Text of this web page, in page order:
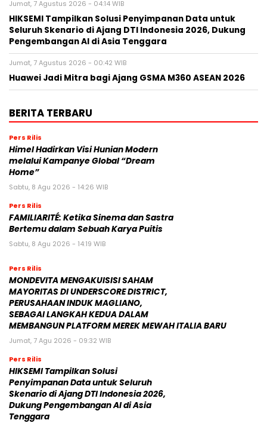
Jumat, 7 Agustus 2026 - 04:14 WIB
HIKSEMI Tampilkan Solusi Penyimpanan Data untuk
Seluruh Skenario di Ajang DTI Indonesia 2026, Dukung
Pengembangan AI di Asia Tenggara
Jumat, 7 Agustus 2026 - 00:42 WIB
Huawei Jadi Mitra bagi Ajang GSMA M360 ASEAN 2026
BERITA TERBARU
Pers Rilis
Himel Hadirkan Visi Hunian Modern
melalui Kampanye Global “Dream
Home”
Sabtu, 8 Agu 2026 - 14:26 WIB
Pers Rilis
FAMILIARITÉ: Ketika Sinema dan Sastra
Bertemu dalam Sebuah Karya Puitis
Sabtu, 8 Agu 2026 - 14:19 WIB
Pers Rilis
MONDEVITA MENGAKUISISI SAHAM
MAYORITAS DI UNDERSCORE DISTRICT,
PERUSAHAAN INDUK MAGLIANO,
SEBAGAI LANGKAH KEDUA DALAM
MEMBANGUN PLATFORM MEREK MEWAH ITALIA BARU
Jumat, 7 Agu 2026 - 09:32 WIB
Pers Rilis
HIKSEMI Tampilkan Solusi
Penyimpanan Data untuk Seluruh
Skenario di Ajang DTI Indonesia 2026,
Dukung Pengembangan AI di Asia
Tenggara